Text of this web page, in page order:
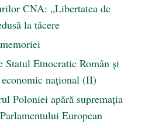
CNA: „Libertatea de
la tăcere
Etnocratic Român şi
naţional (II)
Poloniei apără supremația
European